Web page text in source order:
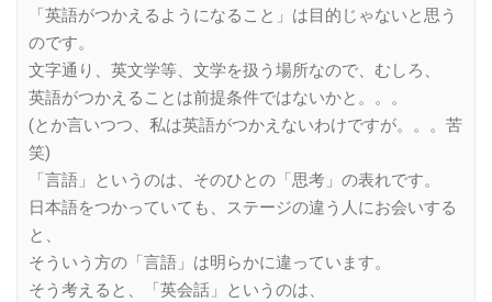
「英語がつかえるようになること」は目的じゃないと思う
のです。
文字通り、英文学等、文学を扱う場所なので、むしろ、
英語がつかえることは前提条件ではないかと。。。
(とか言いつつ、私は英語がつかえないわけですが。。。苦
笑)
「言語」というのは、そのひとの「思考」の表れです。
日本語をつかっていても、ステージの違う人にお会いする
と、
そういう方の「言語」は明らかに違っています。
そう考えると、「英会話」というのは、